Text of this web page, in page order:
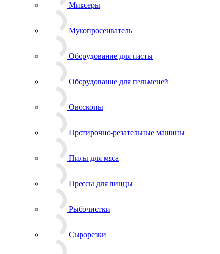
Миксеры
Мукопросеиватель
Оборудование для пасты
Оборудование для пельменей
Овоскопы
Протирочно-резательные машины
Пилы для мяса
Прессы для пиццы
Рыбочистки
Сырорезки